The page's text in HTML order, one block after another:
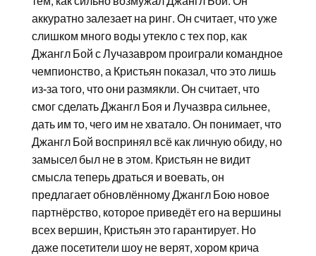
аккуратно залезает на ринг. Он считает, что уже
слишком много воды утекло с тех пор, как
Джангл Бой с Лучазавром проиграли командное
чемпионство, а Кристьян показал, что это лишь
из-за того, что они размякли. Он считает, что
смог сделать Джангл Боя и Лучазвра сильнее,
дать им то, чего им не хватало. Он понимает, что
Джангл Бой воспринял всё как личную обиду, но
замысел был не в этом. Кристьян не видит
смысла теперь драться и воевать, он
предлагает обновлённому Джангл Бою новое
партнёрство, которое приведёт его на вершины
всех вершин, Кристьян это гарантирует. Но
даже посетители шоу не верят, хором крича